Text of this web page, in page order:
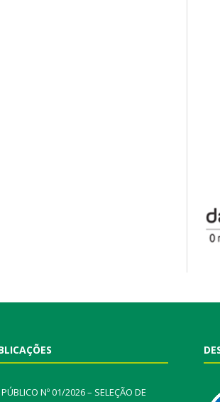
Nº 01/2026 – SELEÇÃO DE